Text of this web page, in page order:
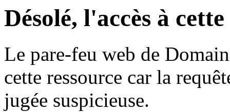
Désolé, l'accès à
Le pare-feu web de
cette ressource car la
jugée suspicieuse.